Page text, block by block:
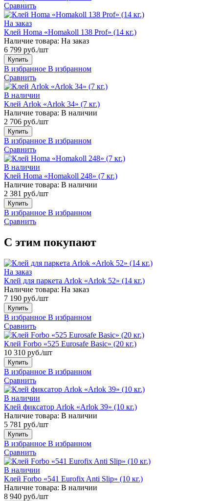
Сравнить
На заказ
Клей Homa «Homakoll 138 Prof» (14 кг.)
Наличие товара: На заказ
6 799 руб./шт
Купить
В избранное В избранном
Сравнить
В наличии
Клей Arlok «Arlok 34» (7 кг.)
Наличие товара: В наличии
2 706 руб./шт
Купить
В избранное В избранном
Сравнить
В наличии
Клей Homa «Homakoll 248» (7 кг.)
Наличие товара: В наличии
2 381 руб./шт
Купить
В избранное В избранном
Сравнить
С этим покупают
На заказ
Клей для паркета Arlok «Arlok 52» (14 кг.)
Наличие товара: На заказ
7 190 руб./шт
Купить
В избранное В избранном
Сравнить
Клей Forbo «525 Eurosafe Basic» (20 кг.)
10 310 руб./шт
Купить
В избранное В избранном
Сравнить
В наличии
Клей фиксатор Arlok «Arlok 39» (10 кг.)
Наличие товара: В наличии
5 781 руб./шт
Купить
В избранное В избранном
Сравнить
В наличии
Клей Forbo «541 Eurofix Anti Slip» (10 кг.)
Наличие товара: В наличии
8 940 руб./шт